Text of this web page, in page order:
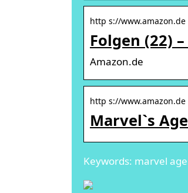
http s://www.amazon.de
Folgen (22)
Amazon.de
http s://www.amazon.de
Marvel`s
Keywords: marvel